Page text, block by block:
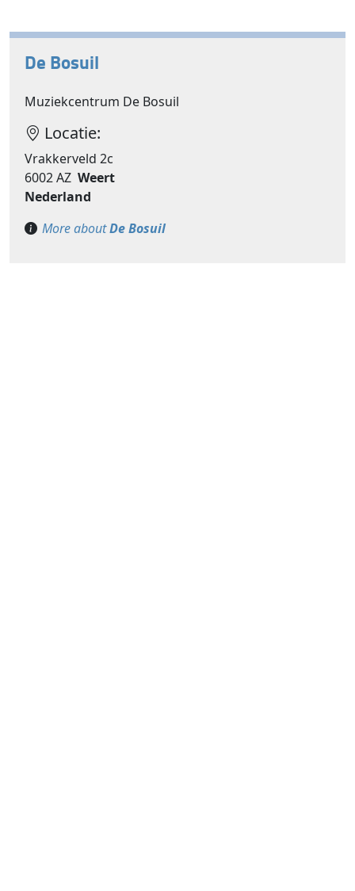
De Bosuil
Muziekcentrum De Bosuil
Locatie:
Vrakkerveld 2c
6002 AZ Weert
Nederland
More aboutDe Bosuil